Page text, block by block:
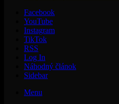
Facebook
YouTube
Instagram
TikTok
RSS
Log In
Náhodný článok
Sidebar
Menu